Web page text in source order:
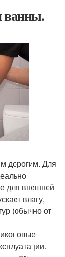
ванны.
дорогим. Для
для внешней
влагу,
(обычно от